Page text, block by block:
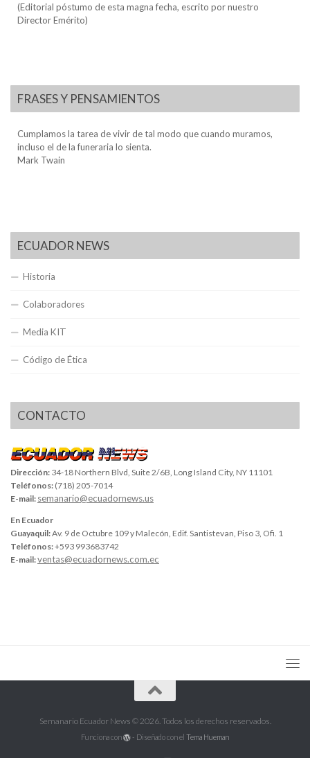
(Editorial póstumo de esta magna fecha, escrito por nuestro
Director Emérito)
FRASES Y PENSAMIENTOS
Cumplamos la tarea de vivir de tal modo que cuando muramos,
incluso el de la funeraria lo sienta.
Mark Twain
ECUADOR NEWS
Historia
Colaboradores
Media KIT
Código de Ética
CONTACTO
Dirección: 34-18 Northern Blvd, Suite 2/6B, Long Island City, NY 11101
Teléfonos: (718) 205-7014
E-mail: semanario@ecuadornews.us
En Ecuador
Guayaquil:Av. 9 de Octubre 109 y Malecón, Edif. Santistevan, Piso 3, Ofi. 1
Teléfonos:+593 993683742
E-mail:ventas@ecuadornews.com.ec
Semanario Ecuador News © 2026. Todos los derechos reservados.
Funciona con - Diseñado con el Tema Hueman